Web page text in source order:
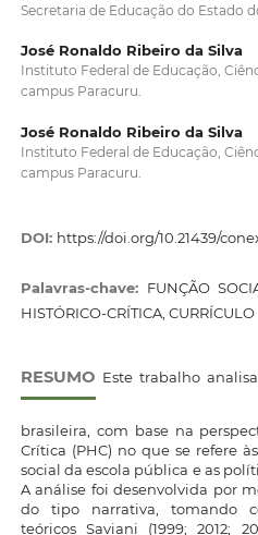
Secretaria de Educação do Estado
José Ronaldo Ribeiro da Silva
Instituto Federal de Educação,
campus Paracuru.
José Ronaldo Ribeiro da Silva
Instituto Federal de Educação,
campus Paracuru.
DOI: https://doi.org/10.21439/
Palavras-chave: FUNÇÃO
HISTÓRICO-CRÍTICA, CURRÍCULO
RESUMO Este trabalho
brasileira, com base na
Crítica (PHC) no que se refere
social da escola pública e as
A análise foi desenvolvida por
do tipo narrativa, tomando
teóricos Saviani (1999; 2012;